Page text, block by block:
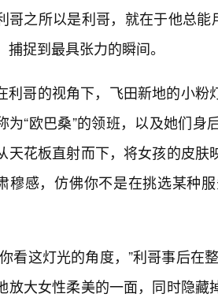
哥之所以是利哥，就在于他总
捕捉到最具张力的瞬间。
利哥的视角下，飞田新地的小粉
为“欧巴桑”的领班，以及她们
天花板直射而下，将女孩的皮
穆感，仿佛你不是在挑选某种
看这灯光的角度，”利哥事后在
放大女性柔美的一面，同时隐